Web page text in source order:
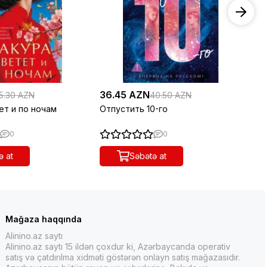
AZN
и по ночам
0
at
36.45 AZN40.50 AZN
Отпустить 10-го
0
Səbətə at
Mağaza haqqında
Alinino.az saytı
Alinino.az saytı 15 ildən çoxdur ki, Azərbaycanda operativ
satış və çatdırılma xidməti göstərən onlayn satış mağazasıdır.